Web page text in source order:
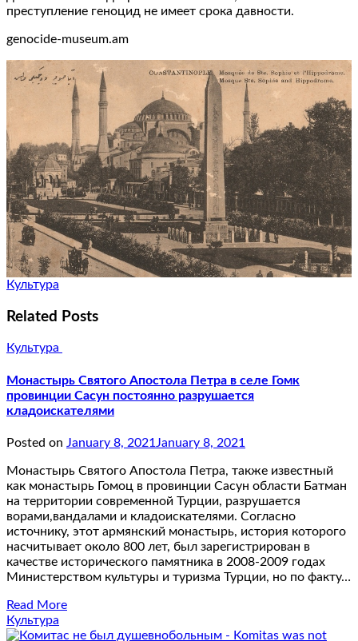
преступление геноцид не имеет срока давности.
genocide-museum.am
Культура
Related Posts
Культура
Монастырь Святого Апостола Петра в селе Гомк
провинции Сасун постоянно разрушается
кладоискателями
Posted on January 8, 2021 January 8, 2021
Монастырь Святого Апостола Петра, также известный
как монастырь Гомоц в ​​провинции Сасун области Батман
на территории современной Турции, разрушается
ворами,вандалами и кладоискателями. Согласно
источнику, этот армянский монастырь, история которого
насчитывает около 800 лет, был зарегистрирован в
качестве исторического памятника в 2008-2009 годах
Министерством культуры и туризма Турции, но по факту…
Read More
Культура